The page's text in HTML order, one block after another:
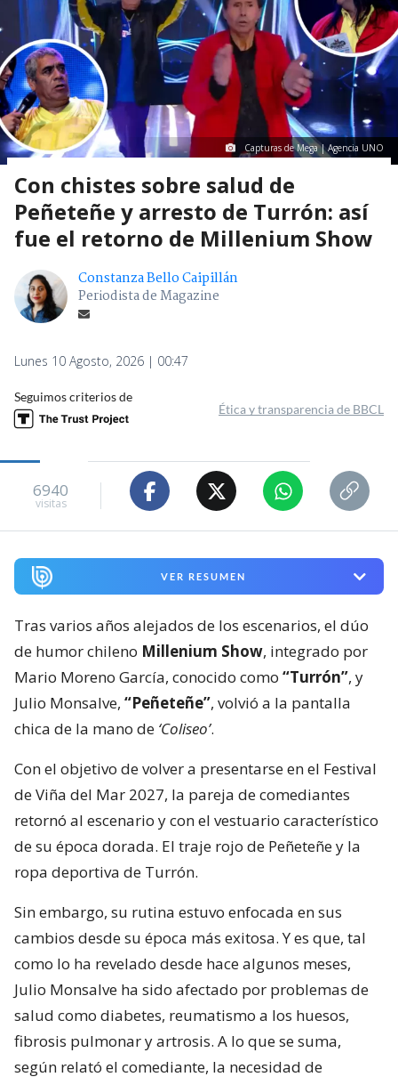
Capturas de Mega | Agencia UNO
Con chistes sobre salud de
Peñeteñe y arresto de Turrón: así
fue el retorno de Millenium Show
Constanza Bello Caipillán
Periodista de Magazine
Lunes 10 Agosto, 2026 | 00:47
Seguimos criterios de
Ética y transparencia de BBCL
6940
visitas
VER RESUMEN
Tras varios años alejados de los escenarios, el dúo
de humor chileno Millenium Show, integrado por
Mario Moreno García, conocido como “Turrón”, y
Julio Monsalve, “Peñeteñe”, volvió a la pantalla
chica de la mano de ‘Coliseo’.
Con el objetivo de volver a presentarse en el Festival
de Viña del Mar 2027, la pareja de comediantes
retornó al escenario y con el vestuario característico
de su época dorada. El traje rojo de Peñeteñe y la
ropa deportiva de Turrón.
Sin embargo, su rutina estuvo enfocada en sus
cambios desde su época más exitosa. Y es que, tal
como lo ha revelado desde hace algunos meses,
Julio Monsalve ha sido afectado por problemas de
salud como diabetes, reumatismo a los huesos,
fibrosis pulmonar y artrosis. A lo que se suma,
según relató el comediante, la necesidad de